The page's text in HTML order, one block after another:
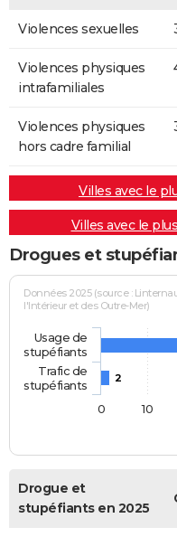
Violences sexuelles
Violences physiques
intrafamiliales
Violences physiques
hors cadre familial
Villes avec le
Villes avec le
Drogues et
Données 2025 (source :
l'Intérieur et des Outre-Mer)
2
Usage de
stupéfiants
Trafic de
stupéfiants
0
10
Drogue et
stupéfiants en 2025